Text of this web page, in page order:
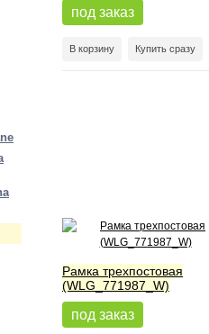
под заказ
В корзину Купить сразу
Рамка трехпостовая
(WLG_771987_W)
под заказ